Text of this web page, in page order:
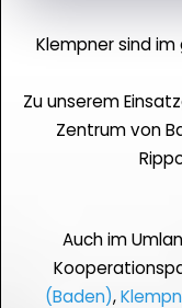
Klempner sind
Zu unserem
Zentrum von
Auch im
(Baden),